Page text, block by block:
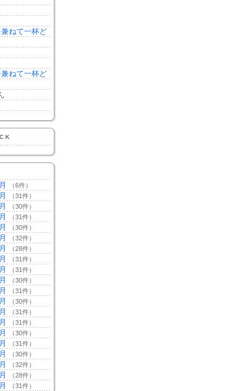
ねて一杯ど
ねて一杯ど
（6件）
（31件）
（30件）
（31件）
（30件）
（32件）
（28件）
（31件）
（31件）
（30件）
（31件）
（30件）
（31件）
（31件）
（30件）
（31件）
（30件）
（32件）
（28件）
（31件）